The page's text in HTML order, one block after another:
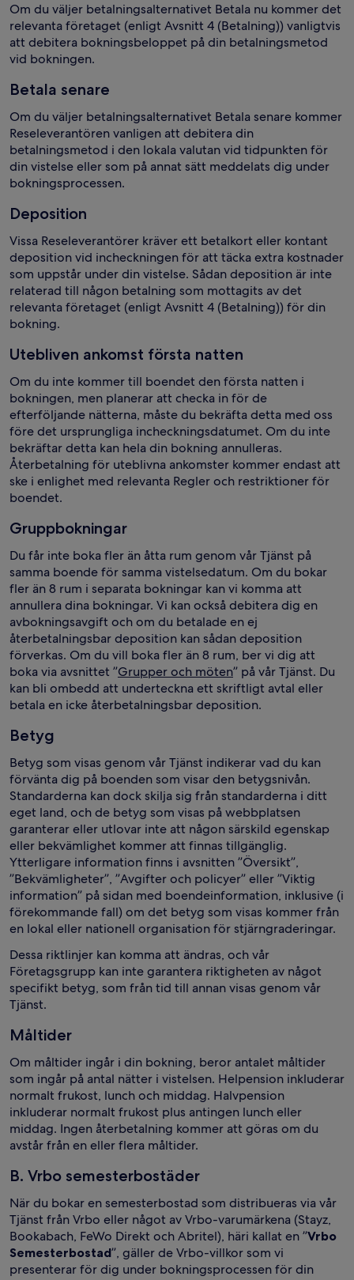
Om du väljer betalningsalternativet Betala nu kommer det
relevanta företaget (enligt Avsnitt 4 (Betalning)) vanligtvis
att debitera bokningsbeloppet på din betalningsmetod
vid bokningen.
Betala senare
Om du väljer betalningsalternativet Betala senare kommer
Reseleverantören vanligen att debitera din
betalningsmetod i den lokala valutan vid tidpunkten för
din vistelse eller som på annat sätt meddelats dig under
bokningsprocessen.
Deposition
Vissa Reseleverantörer kräver ett betalkort eller kontant
deposition vid incheckningen för att täcka extra kostnader
som uppstår under din vistelse. Sådan deposition är inte
relaterad till någon betalning som mottagits av det
relevanta företaget (enligt Avsnitt 4 (Betalning)) för din
bokning.
Utebliven ankomst första natten
Om du inte kommer till boendet den första natten i
bokningen, men planerar att checka in för de
efterföljande nätterna, måste du bekräfta detta med oss
före det ursprungliga incheckningsdatumet. Om du inte
bekräftar detta kan hela din bokning annulleras.
Återbetalning för uteblivna ankomster kommer endast att
ske i enlighet med relevanta Regler och restriktioner för
boendet.
Gruppbokningar
Du får inte boka fler än åtta rum genom vår Tjänst på
samma boende för samma vistelsedatum. Om du bokar
fler än 8 rum i separata bokningar kan vi komma att
annullera dina bokningar. Vi kan också debitera dig en
avbokningsavgift och om du betalade en ej
återbetalningsbar deposition kan sådan deposition
förverkas. Om du vill boka fler än 8 rum, ber vi dig att
boka via avsnittet ”Grupper och möten” på vår Tjänst. Du
kan bli ombedd att underteckna ett skriftligt avtal eller
betala en icke återbetalningsbar deposition.
Betyg
Betyg som visas genom vår Tjänst indikerar vad du kan
förvänta dig på boenden som visar den betygsnivån.
Standarderna kan dock skilja sig från standarderna i ditt
eget land, och de betyg som visas på webbplatsen
garanterar eller utlovar inte att någon särskild egenskap
eller bekvämlighet kommer att finnas tillgänglig.
Ytterligare information finns i avsnitten ”Översikt”,
”Bekvämligheter”, ”Avgifter och policyer” eller ”Viktig
information” på sidan med boendeinformation, inklusive (i
förekommande fall) om det betyg som visas kommer från
en lokal eller nationell organisation för stjärngraderingar.
Dessa riktlinjer kan komma att ändras, och vår
Företagsgrupp kan inte garantera riktigheten av något
specifikt betyg, som från tid till annan visas genom vår
Tjänst.
Måltider
Om måltider ingår i din bokning, beror antalet måltider
som ingår på antal nätter i vistelsen. Helpension inkluderar
normalt frukost, lunch och middag. Halvpension
inkluderar normalt frukost plus antingen lunch eller
middag. Ingen återbetalning kommer att göras om du
avstår från en eller flera måltider.
B. Vrbo semesterbostäder
När du bokar en semesterbostad som distribueras via vår
Tjänst från Vrbo eller något av Vrbo-varumärkena (Stayz,
Bookabach, FeWo Direkt och Abritel), häri kallat en ”Vrbo
Semesterbostad”, gäller de Vrbo-villkor som vi
presenterar för dig under bokningsprocessen för din